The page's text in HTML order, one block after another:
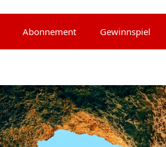
Abonnement Gewinnspiel